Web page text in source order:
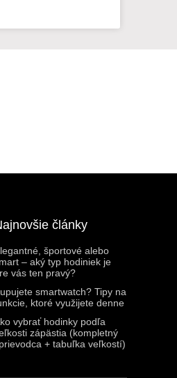
články
športové alebo
– aký typ hodiniek je
vás ten pravý?
smartwatch? Tipy na
ktoré využijete denne
vybrať hodinky podľa
zápästia (kompletný
+ tabuľka veľkostí)